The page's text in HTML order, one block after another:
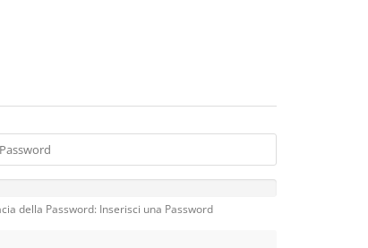
della Password: Inserisci una Password